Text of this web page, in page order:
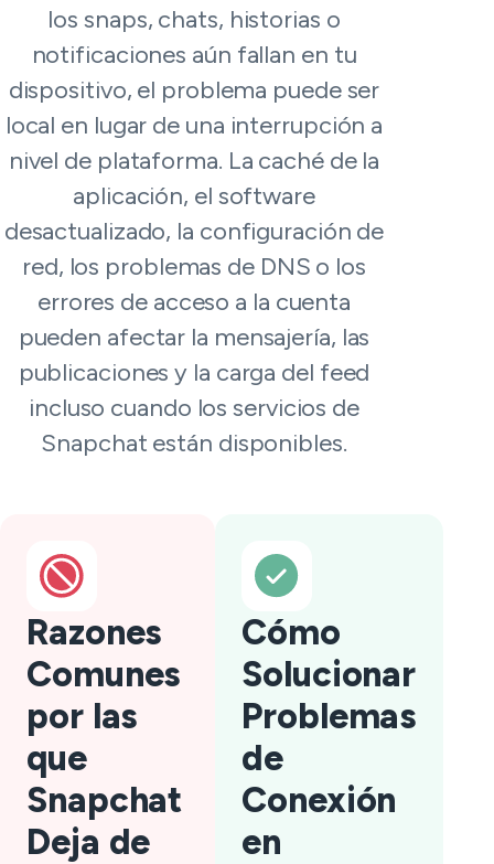
los snaps, chats, historias o
notificaciones aún fallan en tu
dispositivo, el problema puede ser
local en lugar de una interrupción a
nivel de plataforma. La caché de la
aplicación, el software
desactualizado, la configuración de
red, los problemas de DNS o los
errores de acceso a la cuenta
pueden afectar la mensajería, las
publicaciones y la carga del feed
incluso cuando los servicios de
Snapchat están disponibles.
Razones
Comunes
por las
que
Snapchat
Deja de
Cómo
Solucionar
Problemas
de
Conexión
en